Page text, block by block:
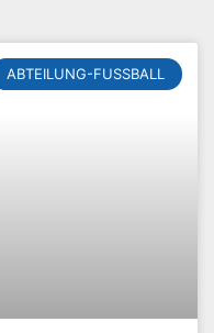
ABTEILUNG-FUSSBALL